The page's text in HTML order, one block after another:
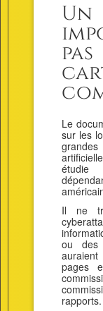
Le
sur les
étudie
Il ne
ou des
pages
rapports.